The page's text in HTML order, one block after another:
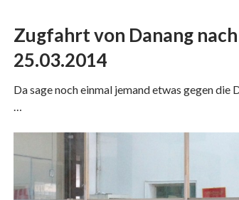
Zugfahrt von Danang
25.03.2014
Da sage noch einmal jemand etwas gegen die
…